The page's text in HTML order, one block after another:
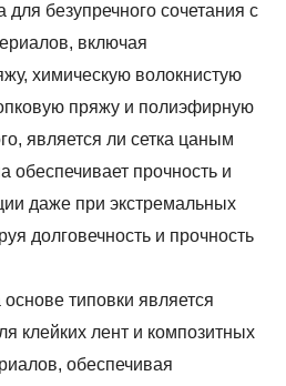
для безупречного сочетания с
включая
химическую волокнистую
пряжу и полиэфирную
является ли сетка цаным
обеспечивает прочность и
даже при экстремальных
долговечность и прочность
типовки является
клейких лент и композитных
обеспечивая